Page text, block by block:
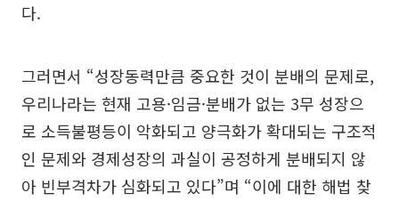
다.
그러면서 “성장동력만큼 중요한 것이 분배의 문제로,
우리나라는 현재 고용·임금·분배가 없는 3무 성장으
로 소득불평등이 악화되고 양극화가 확대되는 구조적
인 문제와 경제성장의 과실이 공정하게 분배되지 않
아 빈부격차가 심화되고 있다”며 “이에 대한 해법 찾